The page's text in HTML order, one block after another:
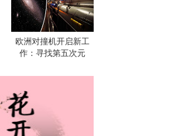
欧洲对撞机开启新工
作：寻找第五次元